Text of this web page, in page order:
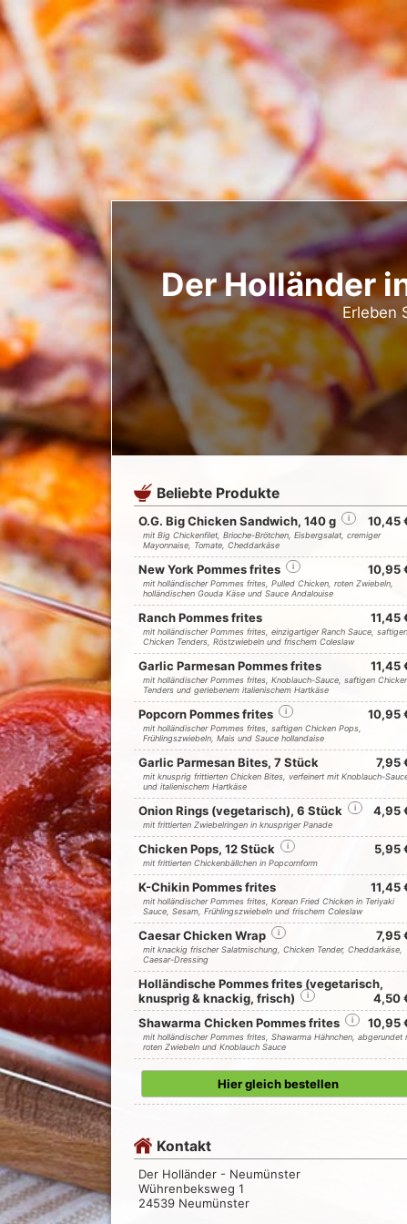
Der Holländer
Erleben
Beliebte Produkte
O.G. Big Chicken Sandwich, 140 g i 10,45
mit Big Chickenfilet, Brioche-Brötchen, Eisbergsalat, cremiger
Mayonnaise, Tomate, Cheddarkäse
New York Pommes frites i 10,95
mit holländischer Pommes frites, Pulled Chicken, roten Zwiebeln,
holländischen Gouda Käse und Sauce Andalouise
Ranch Pommes frites 11,45
mit holländischer Pommes frites, einzigartiger Ranch Sauce, saftigen
Chicken Tenders, Röstzwiebeln und frischem Coleslaw
Garlic Parmesan Pommes frites 11,45
mit holländischer Pommes frites, Knoblauch-Sauce, saftigen
Tenders und geriebenem italienischem Hartkäse
Popcorn Pommes frites i 10,95
mit holländischer Pommes frites, saftigen Chicken Pops,
Frühlingszwiebeln, Mais und Sauce hollandaise
Garlic Parmesan Bites, 7 Stück 7,95
mit knusprig frittierten Chicken Bites, verfeinert mit Knoblauch-
und italienischem Hartkäse
Onion Rings (vegetarisch), 6 Stück i 4,95
mit frittierten Zwiebelringen in knuspriger Panade
Chicken Pops, 12 Stück i 5,95
mit frittierten Chickenbällchen in Popcornform
K-Chikin Pommes frites 11,45
mit holländischer Pommes frites, Korean Fried Chicken in Teriyaki
Sauce, Sesam, Frühlingszwiebeln und frischem Coleslaw
Caesar Chicken Wrap i 7,95
mit knackig frischer Salatmischung, Chicken Tender, Cheddarkäse,
Caesar-Dressing
Holländische Pommes frites (vegetarisch,
knusprig & knackig, frisch)
i
4,50
Shawarma Chicken Pommes frites
i 10,95
mit holländischer Pommes frites, Shawarma Hähnchen, abgerundet
roten Zwiebeln und Knoblauch Sauce
Hier gleich bestellen
Kontakt
Der Holländer - Neumünster
Wührenbeksweg 1
24539 Neumünster